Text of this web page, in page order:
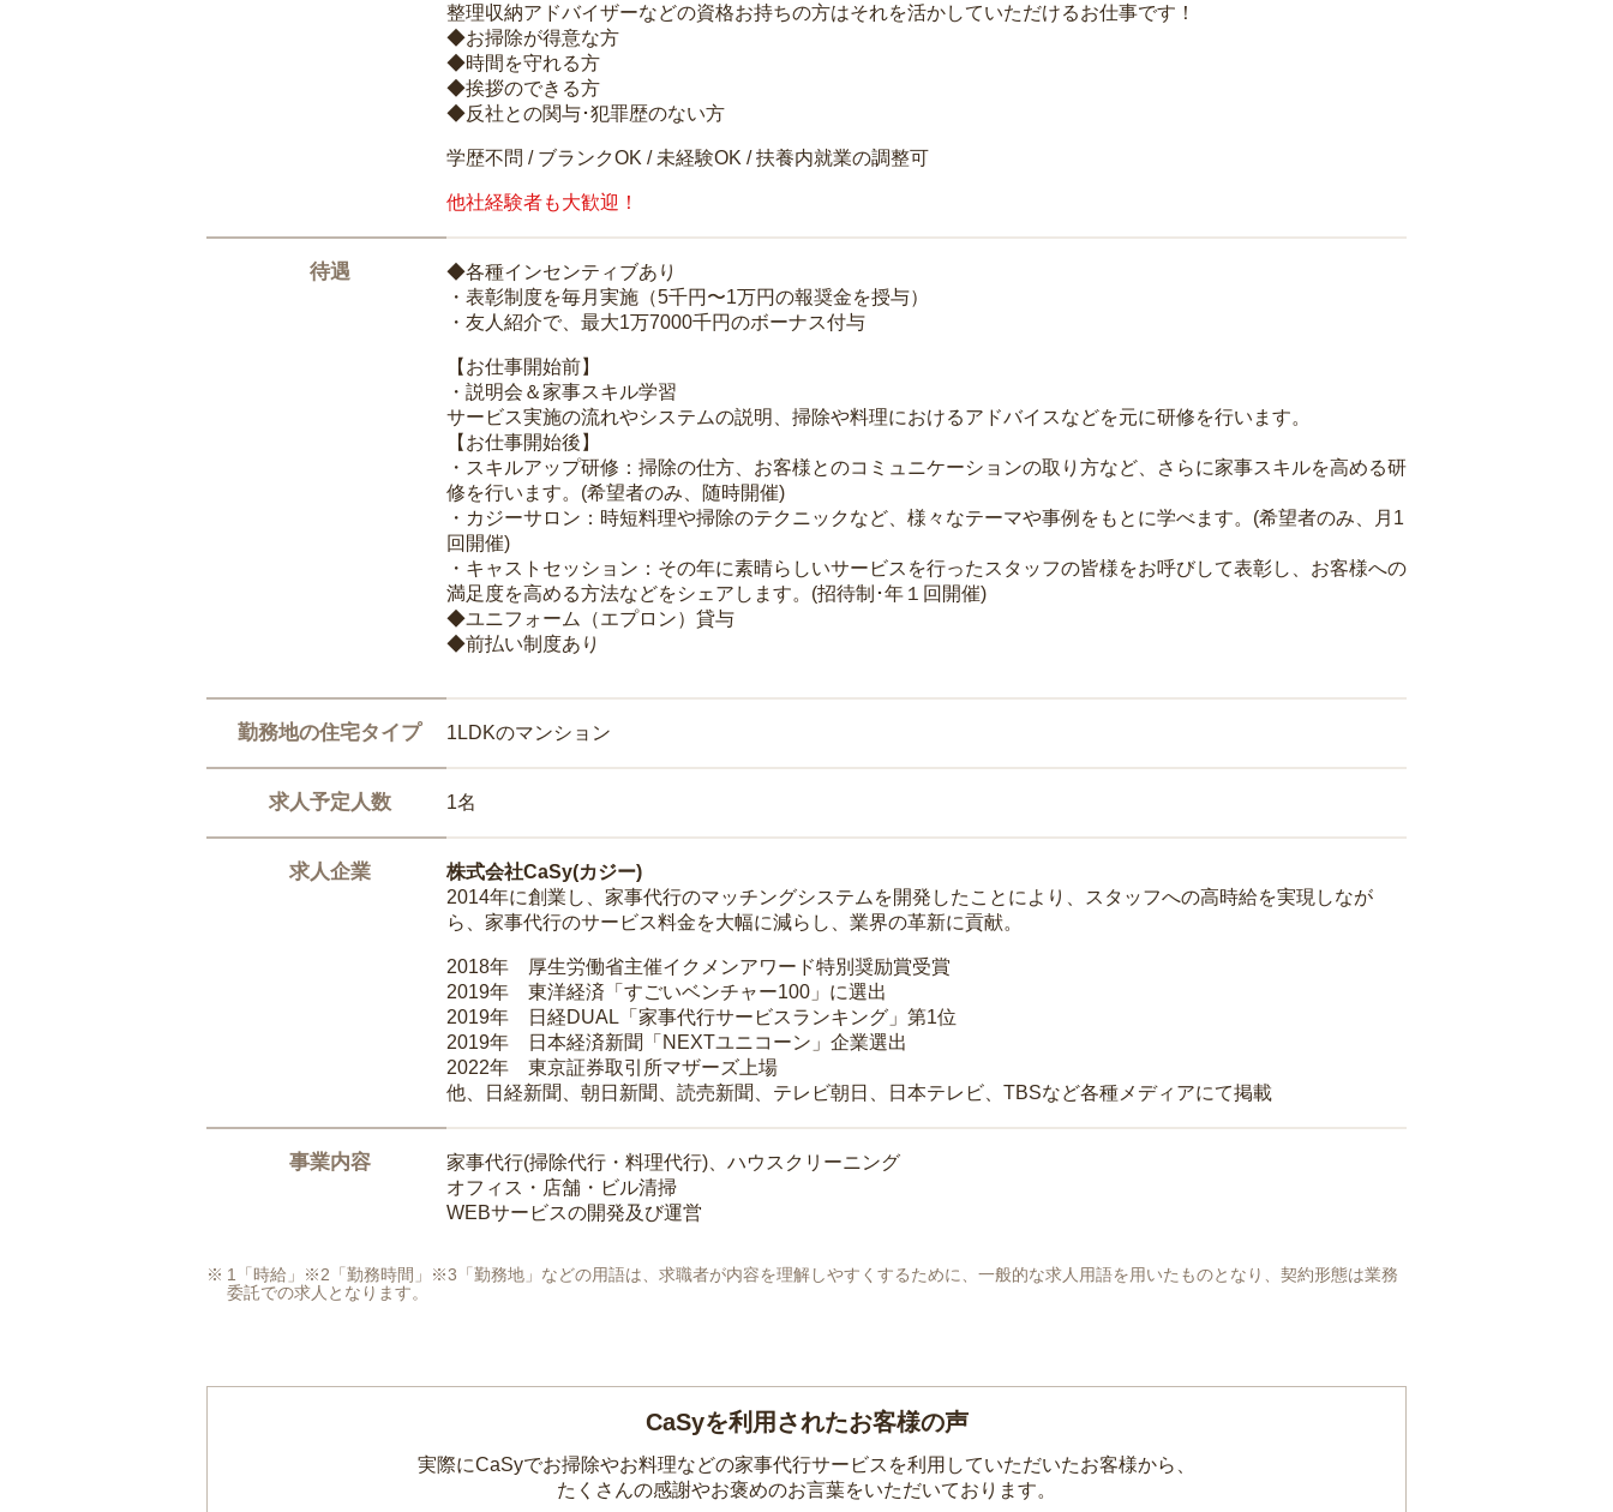
整理収納アドバイザーなどの資格お持ちの方はそれを活かしていただけるお仕事です！
◆お掃除が得意な方
◆時間を守れる方
◆挨拶のできる方
◆反社との関与･犯罪歴のない方
学歴不問 / ブランクOK / 未経験OK / 扶養内就業の調整可
他社経験者も大歓迎！
待遇
◆各種インセンティブあり
・表彰制度を毎月実施（5千円〜1万円の報奨金を授与）
・友人紹介で、最大1万7000千円のボーナス付与
【お仕事開始前】
・説明会＆家事スキル学習
サービス実施の流れやシステムの説明、掃除や料理におけるアドバイスなどを元に研修を行います。
【お仕事開始後】
・スキルアップ研修：掃除の仕方、お客様とのコミュニケーションの取り方など、さらに家事スキルを高める研
修を行います。(希望者のみ、随時開催)
・カジーサロン：時短料理や掃除のテクニックなど、様々なテーマや事例をもとに学べます。(希望者のみ、月1
回開催)
・キャストセッション：その年に素晴らしいサービスを行ったスタッフの皆様をお呼びして表彰し、お客様への
満足度を高める方法などをシェアします。(招待制･年１回開催)
◆ユニフォーム（エプロン）貸与
◆前払い制度あり
勤務地の住宅タイプ 1LDKのマンション
求人予定人数 1名
求人企業
株式会社CaSy(カジー)
2014年に創業し、家事代行のマッチングシステムを開発したことにより、スタッフへの高時給を実現しなが
ら、家事代行のサービス料金を大幅に減らし、業界の革新に貢献。
2018年 厚生労働省主催イクメンアワード特別奨励賞受賞
2019年 東洋経済「すごいベンチャー100」に選出
2019年 日経DUAL「家事代行サービスランキング」第1位
2019年 日本経済新聞「NEXTユニコーン」企業選出
2022年 東京証券取引所マザーズ上場
他、日経新聞、朝日新聞、読売新聞、テレビ朝日、日本テレビ、TBSなど各種メディアにて掲載
事業内容
家事代行(掃除代行・料理代行)、ハウスクリーニング
オフィス・店舗・ビル清掃
WEBサービスの開発及び運営
1「時給」※2「勤務時間」※3「勤務地」などの用語は、求職者が内容を理解しやすくするために、一般的な求人用語を用いたものとなり、契約形態は業務
委託での求人となります。
CaSyを利用されたお客様の声
実際にCaSyでお掃除やお料理などの家事代行サービスを利用していただいたお客様から、
たくさんの感謝やお褒めのお言葉をいただいております。